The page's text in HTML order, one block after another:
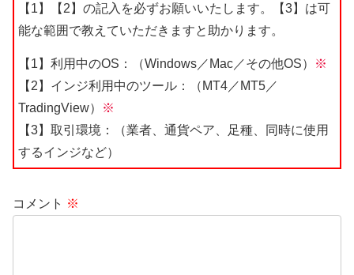
【1】【2】の記入を必ずお願いいたします。【3】は可
能な範囲で教えていただきますと助かります。
【1】利用中のOS：（Windows／Mac／その他OS）
※
【2】インジ利用中のツール：（MT4／MT5／
TradingView）
※
【3】取引環境：（業者、通貨ペア、足種、同時に使用
するインジなど）
コメント ※